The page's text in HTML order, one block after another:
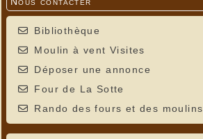
Bibliothèque
Moulin à vent Visites
Déposer une annonce
Four de La Sotte
Rando des fours et des moulins